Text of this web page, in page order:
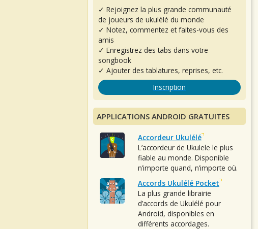
✓ Rejoignez la plus grande communauté
de joueurs de ukulélé du monde
✓ Notez, commentez et faites-vous des
amis
✓ Enregistrez des tabs dans votre
songbook
✓ Ajouter des tablatures, reprises, etc.
Inscription
APPLICATIONS ANDROID GRATUITES
Accordeur Ukulélé
L’accordeur de Ukulele le plus
fiable au monde. Disponible
n’importe quand, n’importe où.
Accords Ukulélé Pocket
La plus grande librairie
d’accords de Ukulélé pour
Android, disponibles en
différents accordages.